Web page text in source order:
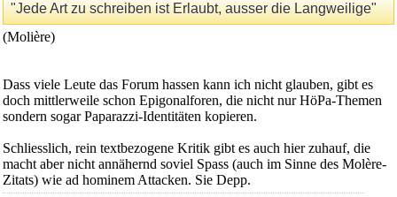
"Jede Art zu schreiben ist Erlaubt, ausser die Langweilige"
(Molière)
Dass viele Leute das Forum hassen kann ich nicht glauben, gibt es
doch mittlerweile schon Epigonalforen, die nicht nur HöPa-Themen
sondern sogar Paparazzi-Identitäten kopieren.
Schliesslich, rein textbezogene Kritik gibt es auch hier zuhauf, die
macht aber nicht annähernd soviel Spass (auch im Sinne des Molère-
Zitats) wie ad hominem Attacken. Sie Depp.